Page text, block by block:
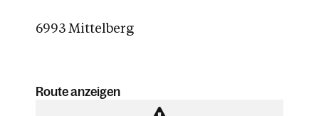
6993 Mittelberg
Route anzeigen